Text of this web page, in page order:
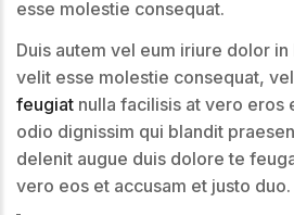
esse molestie consequat.
Duis autem vel eum iriure dolor
velit esse molestie consequat, vel
feugiat nulla facilisis at vero eros
odio dignissim qui blandit
delenit augue duis dolore te
vero eos et accusam et justo duo.